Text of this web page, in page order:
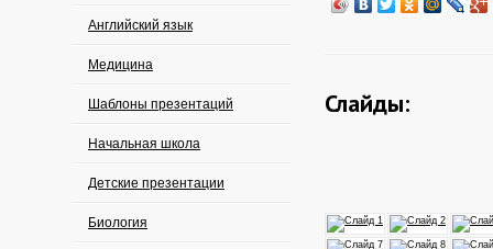
Английский язык
Медицина
Шаблоны презентаций
Начальная школа
Детские презентации
Биология
Слайды: